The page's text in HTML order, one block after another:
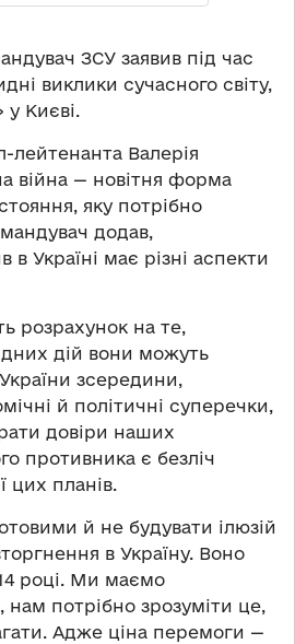
ЗСУ заявив під час
виклики сучасного світу,
у Києві.
лейтенанта Валерія
війна — новітня форма
яку потрібно
додав,
Україні має різні аспекти
розрахунок на те,
дій вони можуть
зсередини,
й політичні суперечки,
довіри наших
противника є безліч
цих планів.
й не будувати ілюзій
в Україну. Воно
році. Ми маємо
нам потрібно зрозуміти це,
Адже ціна перемоги —